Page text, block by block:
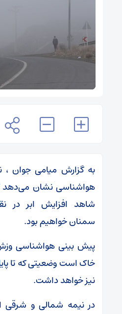
به گزارش میامی جوان
هواشناسی نشان می‌دهد
شاهد افزایش ابر در
سمنان خواهیم بود.
پیش بینی هواشناسی
خاک است وضعیتی که تا
نیز خواهد داشت.
در نیمه شمالی و شرقی